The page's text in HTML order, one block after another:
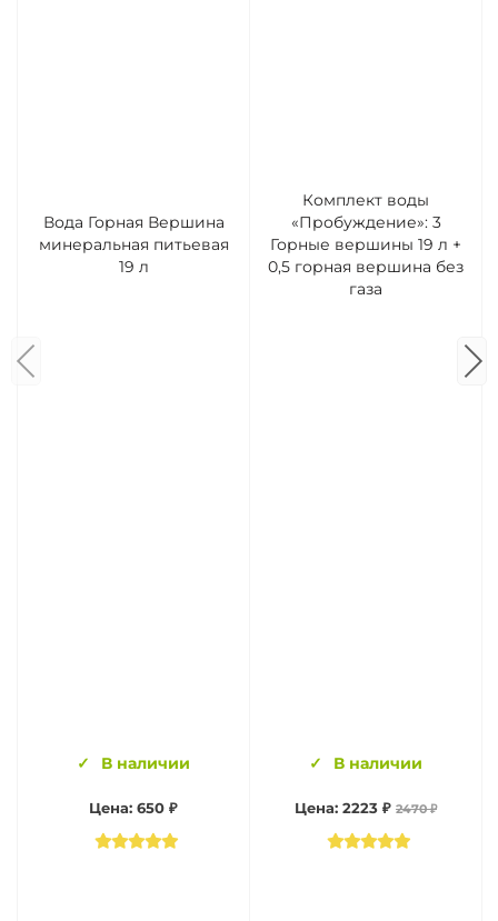
Вода Горная Вершина
минеральная питьевая
19 л
В наличии
Цена: 650 ₽
Комплект воды
«Пробуждение»: 3
Горные вершины 19 л +
0,5 горная вершина без
газа
В наличии
Цена: 2223 ₽ 2470 ₽